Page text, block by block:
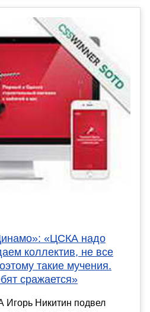
«ЦСКА надо
коллектив, не все
такие мучения.
сражается»
Игорь Никитин подвел